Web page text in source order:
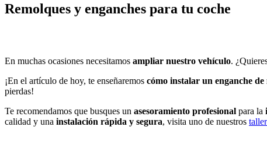
Remolques y enganches para tu coche
En muchas ocasiones necesitamos ampliar nuestro vehículo.
¡En el artículo de hoy, te enseñaremos cómo instalar un enganche
pierdas!
Te recomendamos que busques un asesoramiento profesional para la
calidad y una instalación rápida y segura, visita uno de nuestros